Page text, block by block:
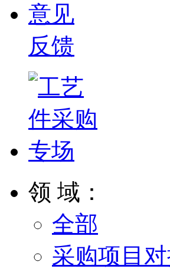
意见
反馈
领 域：
全部
采购项目